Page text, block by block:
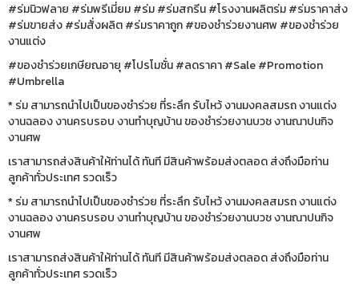
#ร่มนิวฟลาย #ร่มพรีเมี่ยม #ร่ม #ร่มสกรีน #โรงงานผลิตร่ม #ร่มราคาส่ง
#ร่มขายส่ง #ร่มสั่งผลิต #ร่มราคาถูก #ของชำร่วยงานศพ #ของชำร่วย
งานแต่ง
#ของชำร่วยเกษียณอายุ #โปรโมชั่น #ลดราคา #Sale #Promotion
#Umbrella
* ร่ม สามารถนำไปเป็นของชำร่วย ที่ระลึก รับไหว้ งานมงคลสมรถ งานแต่ง
งานฉลอง งานครบรอบ งานทำบุญบ้าน ของชำร่วยงานบวช งานณาปนกิจ
งานศพ
เราสามารถส่งสินค้าให้ท่านได้ ทันที มีสินค้าพร้อมส่งตลอด ส่งถึงมือท่าน
ลูกค้าทั่วประเทศ รวดเร็ว
* ร่ม สามารถนำไปเป็นของชำร่วย ที่ระลึก รับไหว้ งานมงคลสมรถ งานแต่ง
งานฉลอง งานครบรอบ งานทำบุญบ้าน ของชำร่วยงานบวช งานณาปนกิจ
งานศพ
เราสามารถส่งสินค้าให้ท่านได้ ทันที มีสินค้าพร้อมส่งตลอด ส่งถึงมือท่าน
ลูกค้าทั่วประเทศ รวดเร็ว